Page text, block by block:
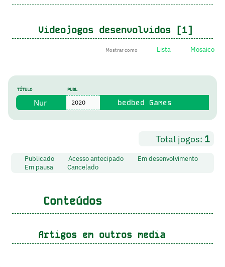
Videojogos desenvolvidos [1]
Mostrar como Lista Mosaico
TÍTULO PUBL
Nur 2020 bedbed Games
Total jogos: 1
Publicado Acesso antecipado
Em desenvolvimento
Em pausa
Cancelado
Conteúdos
Artigos em outros media